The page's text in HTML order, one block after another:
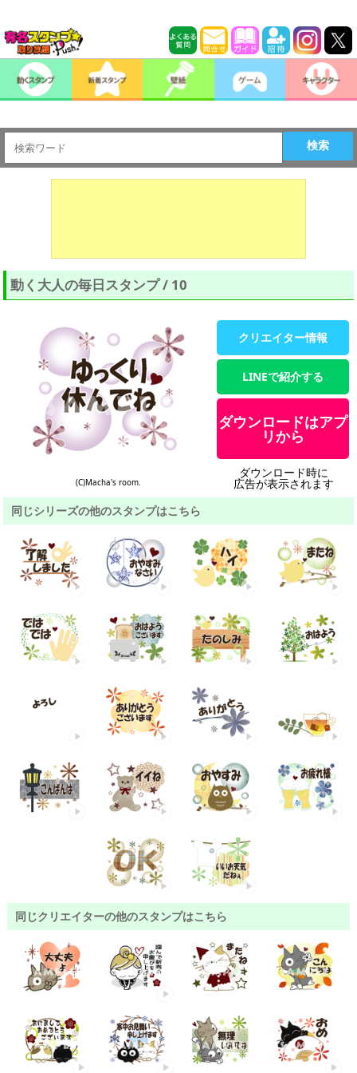
検索
動く大人の毎日スタンプ / 10
(C)Macha's room.
クリエイター情報
LINEで紹介する
ダウンロードはアプ
リから
ダウンロード時に
広告が表示されます
同じシリーズの他のスタンプはこちら
同じクリエイターの他のスタンプはこちら